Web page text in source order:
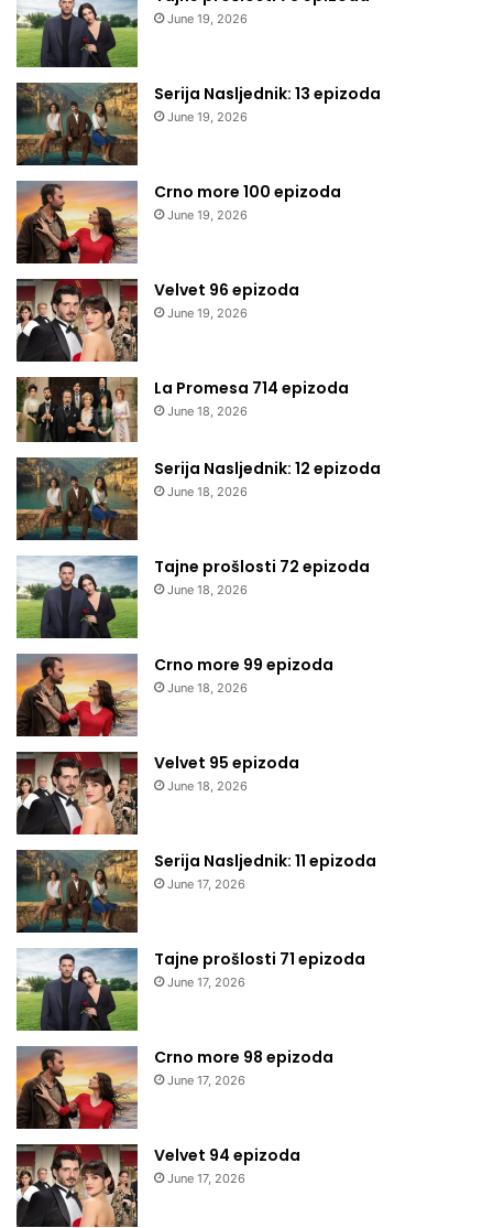
June 19, 2026
Serija Nasljednik: 13 epizoda
June 19, 2026
Crno more 100 epizoda
June 19, 2026
Velvet 96 epizoda
June 19, 2026
La Promesa 714 epizoda
June 18, 2026
Serija Nasljednik: 12 epizoda
June 18, 2026
Tajne prošlosti 72 epizoda
June 18, 2026
Crno more 99 epizoda
June 18, 2026
Velvet 95 epizoda
June 18, 2026
Serija Nasljednik: 11 epizoda
June 17, 2026
Tajne prošlosti 71 epizoda
June 17, 2026
Crno more 98 epizoda
June 17, 2026
Velvet 94 epizoda
June 17, 2026